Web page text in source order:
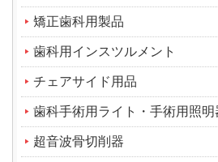
矯正歯科用製品
歯科用インスツルメント
チェアサイド用品
歯科手術用ライト・手術用照明
超音波骨切削器